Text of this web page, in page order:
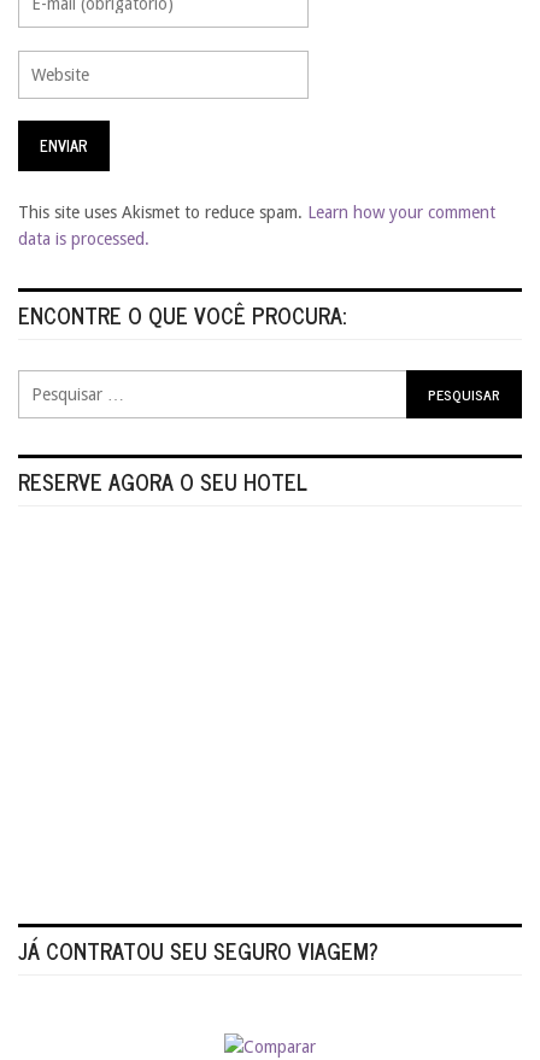
This site uses Akismet to reduce spam. Learn how your comment
data is processed.
ENCONTRE O QUE VOCÊ PROCURA:
RESERVE AGORA O SEU HOTEL
JÁ CONTRATOU SEU SEGURO VIAGEM?